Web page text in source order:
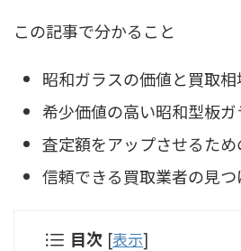
この記事で分かること
昭和ガラスの価値と買取
希少価値の高い昭和型板
査定額をアップさせるた
信頼できる買取業者の見
目次 [表示]